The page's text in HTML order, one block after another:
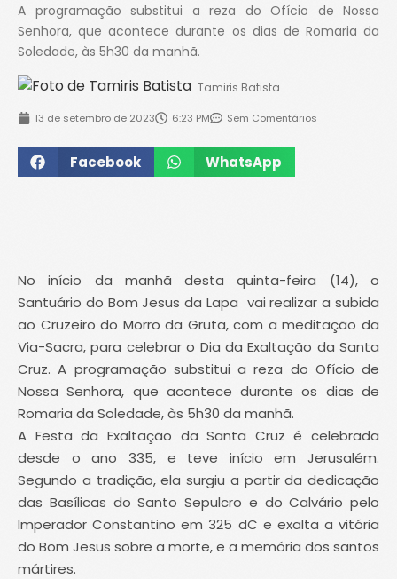
A programação substitui a reza do Ofício de Nossa
Senhora, que acontece durante os dias de Romaria da
Soledade, às 5h30 da manhã.
Tamiris Batista
13 de setembro de 2023 6:23 PM Sem Comentários
Facebook WhatsApp
No início da manhã desta quinta-feira (14), o
Santuário do Bom Jesus da Lapa vai realizar a subida
ao Cruzeiro do Morro da Gruta, com a meditação da
Via-Sacra, para celebrar o Dia da Exaltação da Santa
Cruz. A programação substitui a reza do Ofício de
Nossa Senhora, que acontece durante os dias de
Romaria da Soledade, às 5h30 da manhã.
A Festa da Exaltação da Santa Cruz é celebrada
desde o ano 335, e teve início em Jerusalém.
Segundo a tradição, ela surgiu a partir da dedicação
das Basílicas do Santo Sepulcro e do Calvário pelo
Imperador Constantino em 325 dC e exalta a vitória
do Bom Jesus sobre a morte, e a memória dos santos
mártires.